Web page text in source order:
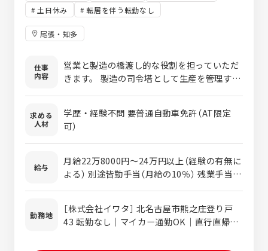
土日休み
転居を伴う転勤なし
尾張・知多
仕事
内容
営業と製造の橋渡し的な役割を担っていただ
きます。 製造の司令塔として生産を管理する
造現場・営業との調整 ※（株）イワタでの募集
となります
求める
人材
学歴・経験不問 要普通自動車免許（AT限定
可）
給与
月給22万8000円～24万円以上（経験の有無に
よる） 別途皆勤手当（月給の10％） 残業手当な
勤務地
［株式会社イワタ］ 北名古屋市熊之庄登り戸
43 転勤なし｜マイカー通勤OK｜直行直帰